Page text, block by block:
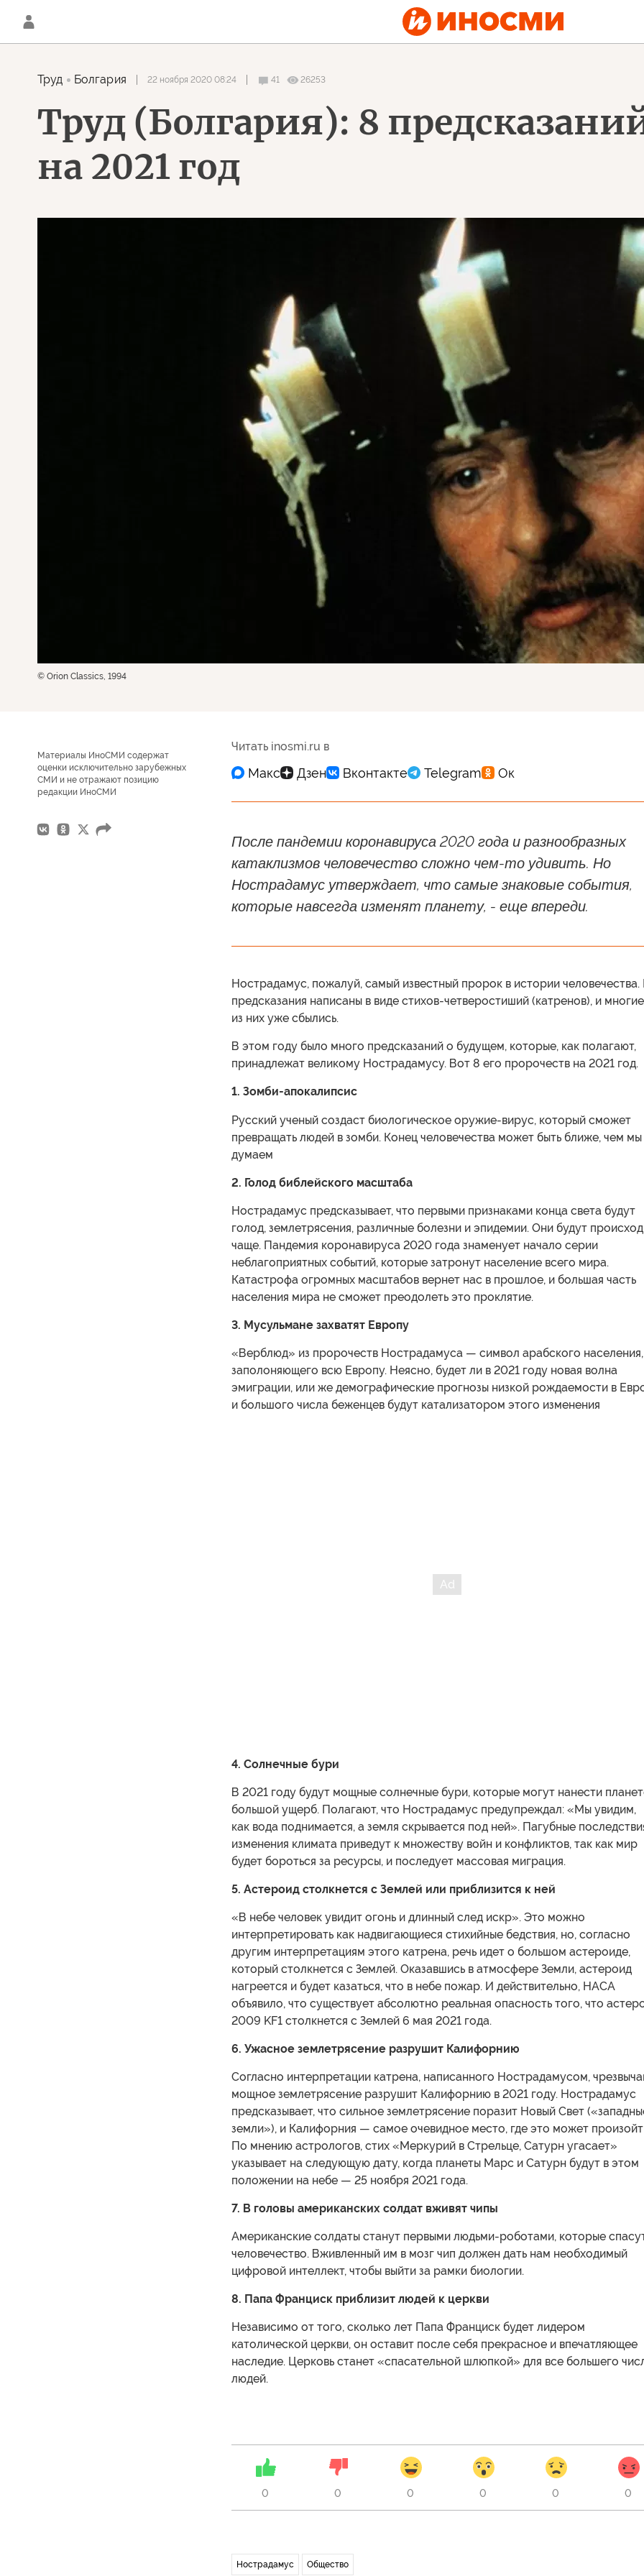
Труд Болгария 22 ноября 2020 08:24 41 26253
Труд (Болгария): 8
на 2021 год
© Orion Classics, 1994
Материалы ИноСМИ содержат
оценки исключительно зарубежных
СМИ и не отражают позицию
редакции ИноСМИ
Читать inosmi.ru в
После пандемии коронавируса 2020 года и разнообразных
катаклизмов человечество сложно чем-то удивить. Но
Нострадамус утверждает, что самые знаковые события,
которые навсегда изменят планету, - еще впереди.
Нострадамус, пожалуй, самый известный пророк в истории человечества.
предсказания написаны в виде стихов-четверостиший (катренов), и многие
из них уже сбылись.
В этом году было много предсказаний о будущем, которые, как полагают,
принадлежат великому Нострадамусу. Вот 8 его пророчеств на 2021 год.
1. Зомби-апокалипсис
Русский ученый создаст биологическое оружие-вирус, который сможет
превращать людей в зомби. Конец человечества может быть ближе, чем мы
думаем
2. Голод библейского масштаба
Нострадамус предсказывает, что первыми признаками конца света будут
голод, землетрясения, различные болезни и эпидемии. Они будут
чаще. Пандемия коронавируса 2020 года знаменует начало серии
неблагоприятных событий, которые затронут население всего мира.
Катастрофа огромных масштабов вернет нас в прошлое, и большая часть
населения мира не сможет преодолеть это проклятие.
3. Мусульмане захватят Европу
«Верблюд» из пророчеств Нострадамуса — символ арабского населения,
заполоняющего всю Европу. Неясно, будет ли в 2021 году новая волна
эмиграции, или же демографические прогнозы низкой рождаемости в
и большого числа беженцев будут катализатором этого изменения
4. Солнечные бури
В 2021 году будут мощные солнечные бури, которые могут нанести
большой ущерб. Полагают, что Нострадамус предупреждал: «Мы увидим,
как вода поднимается, а земля скрывается под ней». Пагубные
изменения климата приведут к множеству войн и конфликтов, так как мир
будет бороться за ресурсы, и последует массовая миграция.
5. Астероид столкнется с Землей или приблизится к ней
«В небе человек увидит огонь и длинный след искр». Это можно
интерпретировать как надвигающиеся стихийные бедствия, но, согласно
другим интерпретациям этого катрена, речь идет о большом астероиде,
который столкнется с Землей. Оказавшись в атмосфере Земли, астероид
нагреется и будет казаться, что в небе пожар. И действительно, НАСА
объявило, что существует абсолютно реальная опасность того, что
2009 KF1 столкнется с Землей 6 мая 2021 года.
6. Ужасное землетрясение разрушит Калифорнию
Согласно интерпретации катрена, написанного Нострадамусом,
мощное землетрясение разрушит Калифорнию в 2021 году. Нострадамус
предсказывает, что сильное землетрясение поразит Новый Свет
земли»), и Калифорния — самое очевидное место, где это может
По мнению астрологов, стих «Меркурий в Стрельце, Сатурн угасает»
указывает на следующую дату, когда планеты Марс и Сатурн будут в этом
положении на небе — 25 ноября 2021 года.
7. В головы американских солдат вживят чипы
Американские солдаты станут первыми людьми-роботами, которые
человечество. Вживленный им в мозг чип должен дать нам необходимый
цифровой интеллект, чтобы выйти за рамки биологии.
8. Папа Франциск приблизит людей к церкви
Независимо от того, сколько лет Папа Франциск будет лидером
католической церкви, он оставит после себя прекрасное и впечатляющее
наследие. Церковь станет «спасательной шлюпкой» для все большего
людей.
0 0 0 0 0 0
Нострадамус Общество